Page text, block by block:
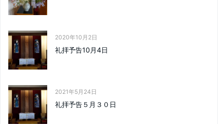
2020年10月2日
礼拝予告10月4日
2021年5月24日
礼拝予告５月３０日